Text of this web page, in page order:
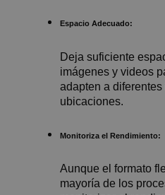
Espacio Adecuado:
Deja suficiente
imágenes y videos
adapten a
ubicaciones.
Monitoriza el Rendimiento:
Aunque el formato
mayoría de los